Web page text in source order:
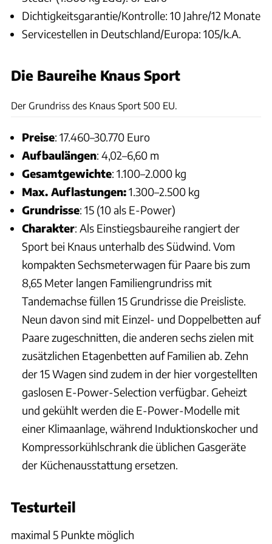
Dichtigkeitsgarantie/Kontrolle: 10 Jahre/12 Monate
Servicestellen in Deutschland/Europa: 105/k.A.
Die Baureihe Knaus Sport
Der Grundriss des Knaus Sport 500 EU.
Preise: 17.460–30.770 Euro
Aufbaulängen: 4,02–6,60 m
Gesamtgewichte: 1.100–2.000 kg
Max. Auflastungen:1.300–2.500 kg
Grundrisse: 15 (10 als E-Power)
Charakter: Als Einstiegsbaureihe rangiert der
Sport bei Knaus unterhalb des Südwind. Vom
kompakten Sechsmeterwagen für Paare bis zum
8,65 Meter langen Familiengrundriss mit
Tandemachse füllen 15 Grundrisse die Preisliste.
Neun davon sind mit Einzel- und Doppelbetten auf
Paare zugeschnitten, die anderen sechs zielen mit
zusätzlichen Etagenbetten auf Familien ab. Zehn
der 15 Wagen sind zudem in der hier vorgestellten
gaslosen E-Power-Selection verfügbar. Geheizt
und gekühlt werden die E-Power-Modelle mit
einer Klimaanlage, während Induktionskocher und
Kompressorkühlschrank die üblichen Gasgeräte
der Küchenausstattung ersetzen.
Testurteil
maximal 5 Punkte möglich